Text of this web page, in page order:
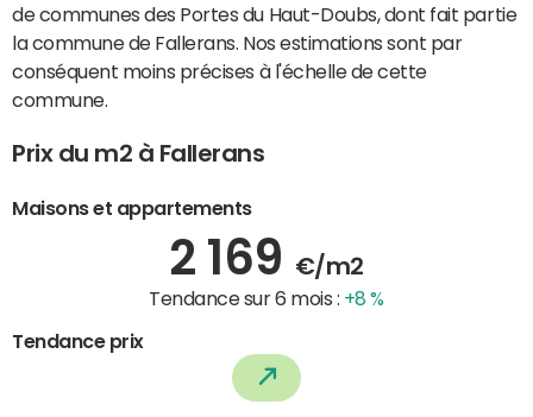
de communes des Portes du Haut-Doubs, dont fait partie
la commune de Fallerans. Nos estimations sont par
conséquent moins précises à l'échelle de cette
commune.
Prix du m2 à Fallerans
Maisons et appartements
2 169 €/m2
Tendance sur 6 mois : +8 %
Tendance prix